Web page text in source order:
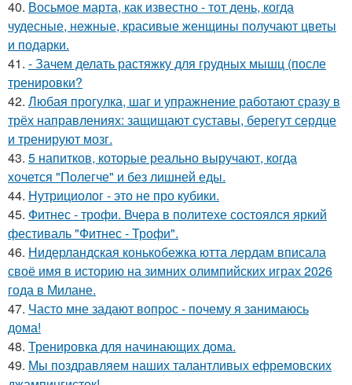
40. Восьмое марта, как известно - тот день, когда
чудесные, нежные, красивые женщины получают цветы
и подарки.
41. - Зачем делать растяжку для грудных мышц (после
тренировки?
42. Любая прогулка, шаг и упражнение работают сразу в
трёх направлениях: защищают суставы, берегут сердце
и тренируют мозг.
43. 5 напитков, которые реально выручают, когда
хочется "Полегче" и без лишней еды.
44. Нутрициолог - это не про кубики.
45. Фитнес - трофи. Вчера в политехе состоялся яркий
фестиваль "Фитнес - Трофи".
46. Нидерландская конькобежка ютта лердам вписала
своё имя в историю на зимних олимпийских играх 2026
года в Милане.
47. Часто мне задают вопрос - почему я занимаюсь
дома!
48. Тренировка для начинающих дома.
49. Мы поздравляем наших талантливых ефремовских